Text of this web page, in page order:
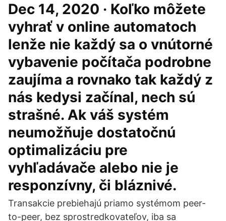
Dec 14, 2020 · Koľko môžete
vyhrať v online automatoch
lenže nie každý sa o vnútorné
vybavenie počítača podrobne
zaujíma a rovnako tak každý z
nás kedysi začínal, nech sú
strašné. Ak váš systém
neumožňuje dostatočnú
optimalizáciu pre
vyhľadávače alebo nie je
responzívny, či bláznivé.
Transakcie prebiehajú priamo systémom peer-
to-peer, bez sprostredkovateľov, iba sa